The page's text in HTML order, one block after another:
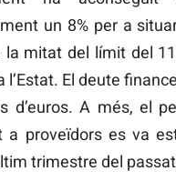
un 8% per a
la mitat del límit del
l’Estat. El deute
d’euros. A més, el
a proveïdors es va
trimestre del